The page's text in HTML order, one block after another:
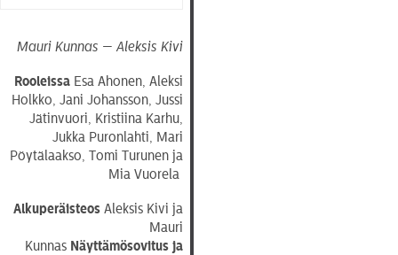
Mauri Kunnas — Aleksis Kivi
Rooleissa Esa Ahonen, Aleksi
Holkko, Jani Johansson, Jussi
Jätinvuori, Kristiina Karhu,
Jukka Puronlahti, Mari
Pöytälaakso, Tomi Turunen ja
Mia Vuorela
Alkuperäisteos Aleksis Kivi ja
Mauri
Kunnas Näyttämösovitus ja